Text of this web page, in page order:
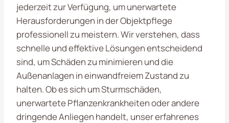
jederzeit zur Verfügung, um unerwartete
Herausforderungen in der Objektpflege
professionell zu meistern. Wir verstehen, dass
schnelle und effektive Lösungen entscheidend
sind, um Schäden zu minimieren und die
Außenanlagen in einwandfreiem Zustand zu
halten. Ob es sich um Sturmschäden,
unerwartete Pflanzenkrankheiten oder andere
dringende Anliegen handelt, unser erfahrenes